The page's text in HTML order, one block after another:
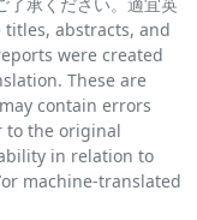
titles, abstracts, and
were created
These are
contain errors
to the original
in relation to
machine-translated